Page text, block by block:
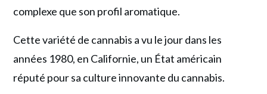
complexe que son profil aromatique.
Cette variété de cannabis a vu le jour dans les
années 1980, en Californie, un État américain
réputé pour sa culture innovante du cannabis.